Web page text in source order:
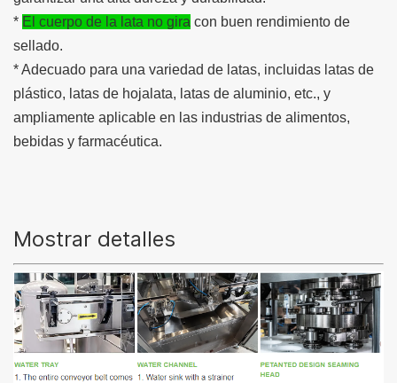
* El cuerpo de la lata no gira con buen rendimiento de
sellado.
* Adecuado para una variedad de latas, incluidas latas de
plástico, latas de hojalata, latas de aluminio, etc., y
ampliamente aplicable en las industrias de alimentos,
bebidas y farmacéutica.
Mostrar detalles